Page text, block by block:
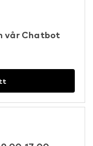
vår Chatbot